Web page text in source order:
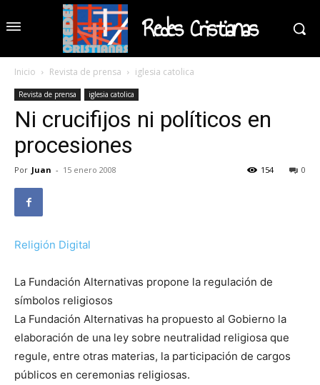
Redes Cristianas
Inicio Revista de prensa iglesia catolica
Revista de prensa iglesia catolica
Ni crucifijos ni políticos en
procesiones
Por Juan - 15 enero 2008 0
154
Religión Digital
La Fundación Alternativas propone la regulación de
símbolos religiosos
La Fundación Alternativas ha propuesto al Gobierno la
elaboración de una ley sobre neutralidad religiosa que
regule, entre otras materias, la participación de cargos
públicos en ceremonias religiosas.